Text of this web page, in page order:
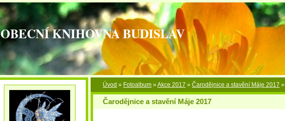
OBECNÍ KNIHOVNA BUDISLAV
Úvod » Fotoalbum »Akce 2017 » Čarodějnice a stavění Máje 2017 »
Čarodějnice a stavění Máje 2017